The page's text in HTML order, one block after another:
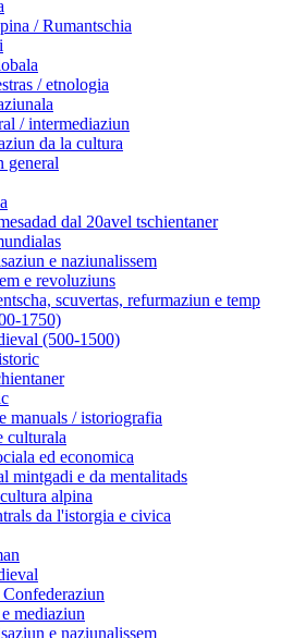
/ Rumantschia
/ etnologia
/ intermediaziun
da la cultura
general
dal 20avel tschientaner
e naziunalissem
e revoluziuns
scuvertas, refurmaziun e temp
1750)
(500-1500)
manuals / istoriografia
culturala
ed economica
mintgadi e da mentalitads
alpina
da l'istorgia e civica
mediaziun
e naziunalissem